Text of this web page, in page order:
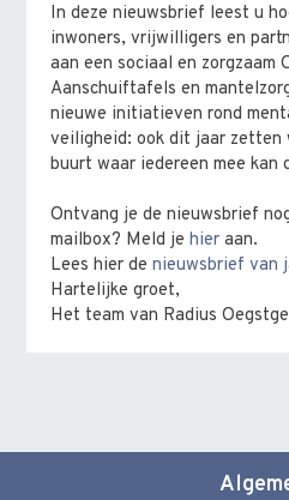
In deze nieuwsbrief leest u
inwoners, vrijwilligers en
aan een sociaal en zorgzaam
Aanschuiftafels en
nieuwe initiatieven rond
veiligheid: ook dit jaar zetten
buurt waar iedereen mee kan
Ontvang je de nieuwsbrief
mailbox? Meld jehier aan.
Lees hier denieuwsbrief van
Hartelijke groet,
Het team van Radius